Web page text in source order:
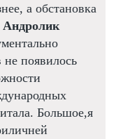
а обстановка
Андролик
не появилось
Большое,я